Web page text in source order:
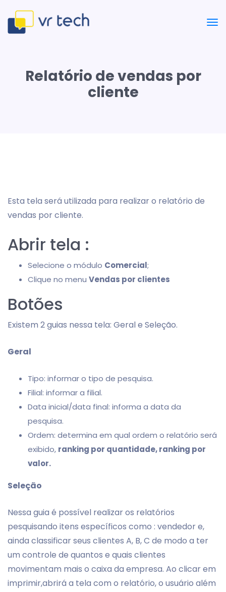
Relatório de vendas por
cliente
Esta tela será utilizada para realizar o relatório de
vendas por cliente.
Abrir tela :
Selecione o módulo Comercial;
Clique no menu Vendas por clientes
Botões
Existem 2 guias nessa tela: Geral e Seleção.
Geral
Tipo: informar o tipo de pesquisa.
Filial: informar a filial.
Data inicial/data final: informa a data da
pesquisa.
Ordem: determina em qual ordem o relatório será
exibido, ranking por quantidade, ranking por
valor.
Seleção
Nessa guia é possível realizar os relatórios
pesquisando itens específicos como : vendedor e,
ainda classificar seus clientes A, B, C de modo a ter
um controle de quantos e quais clientes
movimentam mais o caixa da empresa. Ao clicar em
imprimir,abrirá a tela com o relatório, o usuário além